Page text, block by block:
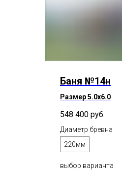
Баня №14н
Размер 5.0х6.0
548 400 руб.
Диаметр бревна
220мм
выбор варианта